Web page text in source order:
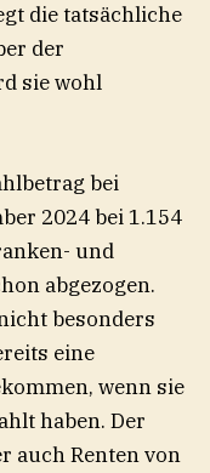
die tatsächliche
der
sie wohl
bei
2024 bei 1.154
und
abgezogen.
besonders
eine
wenn sie
haben. Der
auch Renten von